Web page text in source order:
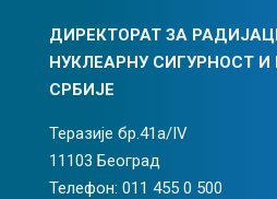
ДИРЕКТОРАТ ЗА
НУКЛЕАРНУ СИГУРНОСТ И
СРБИЈЕ
Теразије бр.41а/IV
11103 Београд
Телефон: 011 455 0 500